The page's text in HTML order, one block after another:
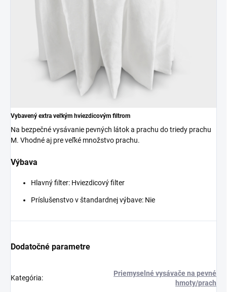
Vybavený extra veľkým hviezdicovým filtrom
Na bezpečné vysávanie pevných látok a prachu do triedy prachu
M. Vhodné aj pre veľké množstvo prachu.
Výbava
Hlavný filter: Hviezdicový filter
Príslušenstvo v štandardnej výbave: Nie
Dodatočné parametre
Kategória:
Priemyselné vysávače na pevné
hmoty/prach